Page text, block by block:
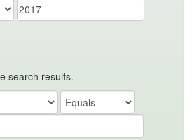
search results.